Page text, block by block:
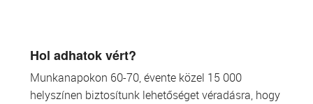
ŐSSEJT DONÁCIÓ
Hol adhatok vért?
Munkanapokon 60-70, évente közel 15 000
helyszínen biztosítunk lehetőséget véradásra, hogy